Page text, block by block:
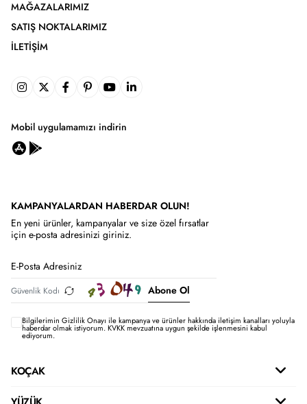
MAĞAZALARIMIZ
SATIŞ NOKTALARIMIZ
İLETIŞIM
Mobil uygulamamızı indirin
KAMPANYALARDAN HABERDAR OLUN!
En yeni ürünler, kampanyalar ve size özel fırsatlar
için e-posta adresinizi giriniz.
Abone Ol
Bilgilerimin Gizlilik Onayı ile kampanya ve ürünler hakkında iletişim kanalları yoluyla
haberdar olmak istiyorum.KVKK mevzuatına uygun şekilde işlenmesini kabul
ediyorum.
KOÇAK